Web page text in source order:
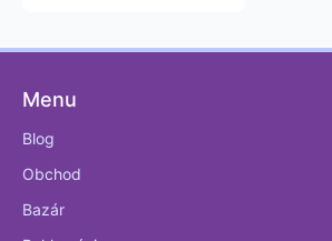
Menu
Blog
Obchod
Bazár